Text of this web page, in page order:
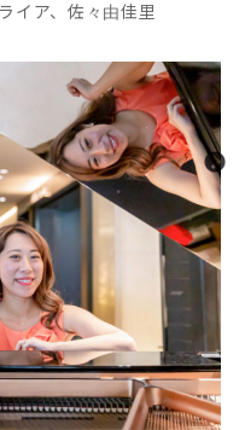
イア、佐々由佳里